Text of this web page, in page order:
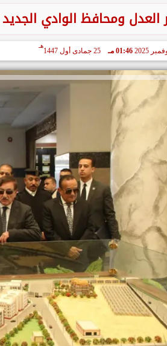
العدل ومحافظ الوادي
01:46 مـ 25 جمادى أول 1447
هـ